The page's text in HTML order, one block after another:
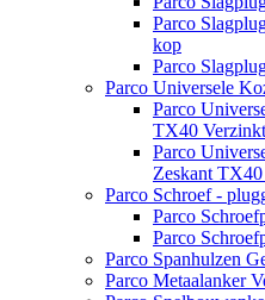
Parco
kop
Parco
Parco Universele
Parco
TX40 Verzinkt
Parco
Zeskant
Parco Schroef -
Parco
Parco
Parco Spanhulzen
Parco Metaalanker